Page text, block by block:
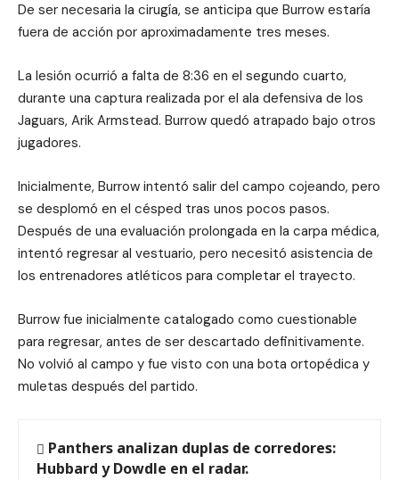
De ser necesaria la cirugía, se anticipa que Burrow estaría
fuera de acción por aproximadamente tres meses.
La lesión ocurrió a falta de 8:36 en el segundo cuarto,
durante una captura realizada por el ala defensiva de los
Jaguars, Arik Armstead. Burrow quedó atrapado bajo otros
jugadores.
Inicialmente, Burrow intentó salir del campo cojeando, pero
se desplomó en el césped tras unos pocos pasos.
Después de una evaluación prolongada en la carpa médica,
intentó regresar al vestuario, pero necesitó asistencia de
los entrenadores atléticos para completar el trayecto.
Burrow fue inicialmente catalogado como cuestionable
para regresar, antes de ser descartado definitivamente.
No volvió al campo y fue visto con una bota ortopédica y
muletas después del partido.
Panthers analizan duplas de corredores:
Hubbard y Dowdle en el radar.